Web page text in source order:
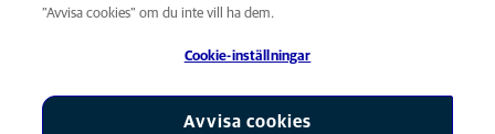
Legalt
AniCura är ett dotterbolag till Mars, Inc © 2026
”Avvisa cookies” om du inte vill ha dem.
Cookie-inställningar
Avvisa cookies